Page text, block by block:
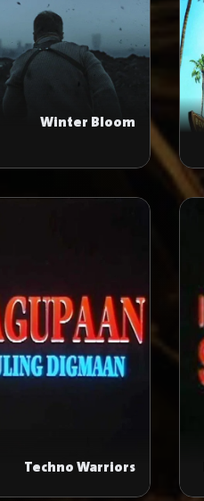
Winter Bloom
Techno Warriors